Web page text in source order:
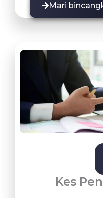
Mari
Kes